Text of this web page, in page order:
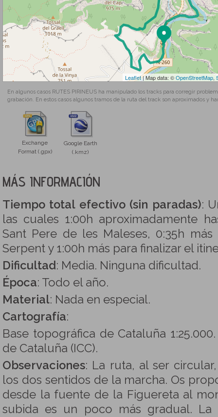
Leaflet| Map data: ©OpenStreetMap,
En algunos casos RUTES PIRINEUS ha manipulado los tracks para corregir
grabación. En estos casos algunos tramos de la ruta del track son aproximados y
Exchange
Format (.gpx)
Google Earth
(.kmz)
MÁS INFORMACIÓN
Tiempo total efectivo (sin paradas):
las cuales 1:00h aproximadamente
Sant Pere de les Maleses, 0:35h
Serpent y 1:00h más para finalizar el
Dificultad: Media. Ninguna dificultad.
Época: Todo el año.
Material: Nada en especial.
Cartografía:
Base topográfica de Cataluña
de Cataluña (ICC).
Observaciones: La ruta, al ser
los dos sentidos de la marcha. Os
desde la fuente de la Figuereta al
subida es un poco más gradual. La